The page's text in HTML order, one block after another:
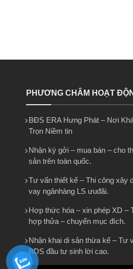
PHƯƠNG CHÂM HOẠT
BĐS ERA Hưng Phát – Nơi
Trọn Niềm tin
Nhận ký gởi – mua bán – cho
sản trên toàn quốc.
Tư vấn thiết kế – Thi công xây
vay ngânhàng LS ưuđãi.
Hợp thức hóa – xin phép XD –
hợp thửa – chuyển mục đích.
Nhận khai di sản thừa kế – Tư
BDS đầu tư sinh lời cao.